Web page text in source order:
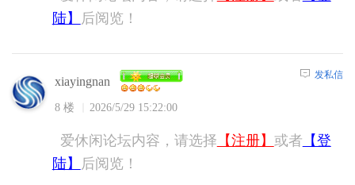
陆】
后阅览！
xiayingnan
8 楼 2026/5/29 15:22:00
发私信
爱休闲论坛内容，请选择 【注册】 或者 【登
陆】
后阅览！